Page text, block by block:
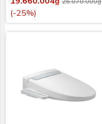
(-25%)